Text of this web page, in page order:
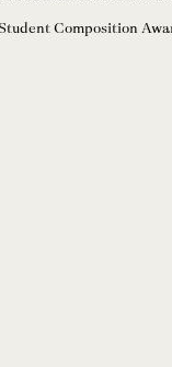
Composition